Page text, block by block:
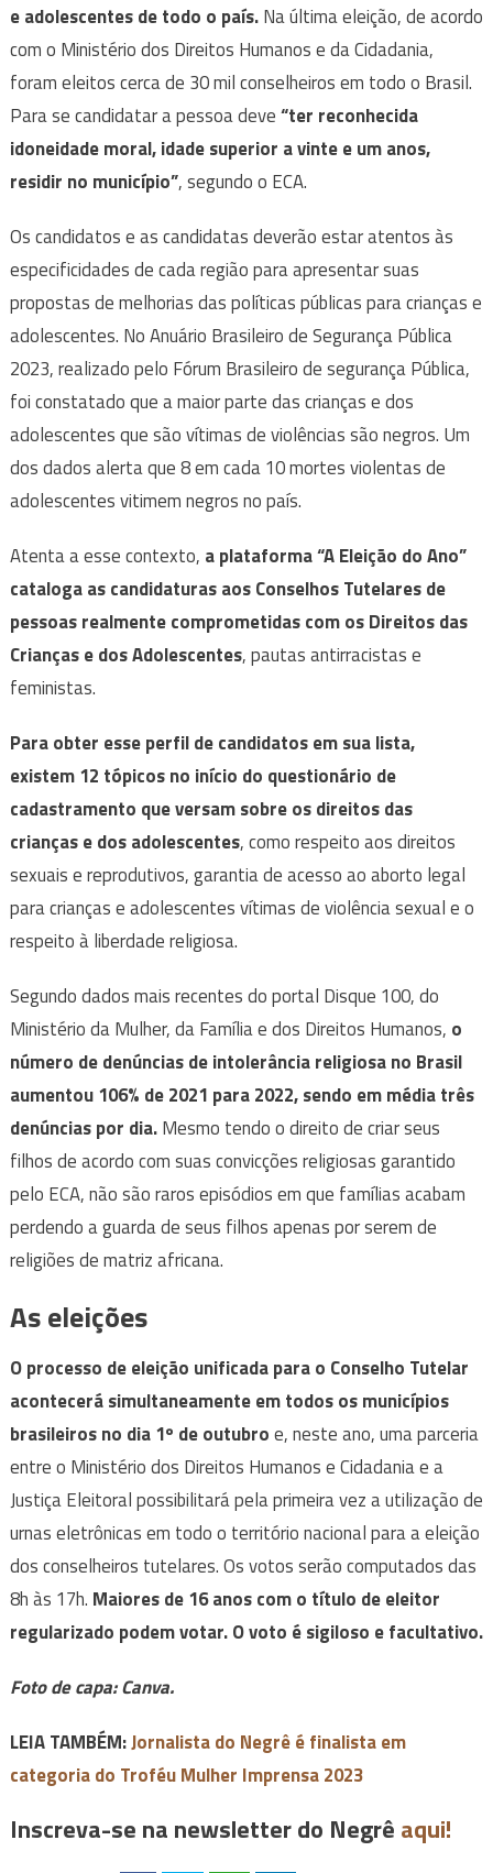
e adolescentes de todo o país.Na última eleição, de acordo
com o Ministério dos Direitos Humanos e da Cidadania,
foram eleitos cerca de 30 mil conselheiros em todo o Brasil.
Para se candidatar a pessoa deve“ter reconhecida
idoneidade moral, idade superior a vinte e um anos,
residir no município”, segundo o ECA.
Os candidatos e as candidatas deverão estar atentos às
especificidades de cada região para apresentar suas
propostas de melhorias das políticas públicas para crianças e
adolescentes. No Anuário Brasileiro de Segurança Pública
2023, realizado pelo Fórum Brasileiro de segurança Pública,
foi constatado que a maior parte das crianças e dos
adolescentes que são vítimas de violências são negros. Um
dos dados alerta que 8 em cada 10 mortes violentas de
adolescentes vitimem negros no país.
Atenta a esse contexto, a plataforma “A Eleição do Ano”
cataloga as candidaturas aos Conselhos Tutelares de
pessoas realmente comprometidas com os Direitos das
Crianças e dos Adolescentes, pautas antirracistas e
feministas.
Para obter esse perfil de candidatos em sua lista,
existem 12 tópicos no início do questionário de
cadastramento que versam sobre os direitos das
crianças e dos adolescentes, como respeito aos direitos
sexuais e reprodutivos, garantia de acesso ao aborto legal
para crianças e adolescentes vítimas de violência sexual e o
respeito à liberdade religiosa.
Segundo dados mais recentes do portal Disque 100, do
Ministério da Mulher, da Família e dos Direitos Humanos, o
número de denúncias de intolerância religiosa no Brasil
aumentou 106% de 2021 para 2022, sendo em média três
denúncias por dia.Mesmo tendo o direito de criar seus
filhos de acordo com suas convicções religiosas garantido
pelo ECA, não são raros episódios em que famílias acabam
perdendo a guarda de seus filhos apenas por serem de
religiões de matriz africana.
As eleições
O processo de eleição unificada para o Conselho Tutelar
acontecerá simultaneamente em todos os municípios
brasileiros no dia 1º de outubroe, neste ano, uma parceria
entre o Ministério dos Direitos Humanos e Cidadania e a
Justiça Eleitoral possibilitará pela primeira vez a utilização de
urnas eletrônicas em todo o território nacional para a eleição
dos conselheiros tutelares. Os votos serão computados das
8h às 17h. Maiores de 16 anos com o título de eleitor
regularizado podem votar. O voto é sigiloso e facultativo.
Foto de capa: Canva.
LEIA TAMBÉM:Jornalista do Negrê é finalista em
categoria do Troféu Mulher Imprensa 2023
Inscreva-se na newsletter do Negrê aqui!